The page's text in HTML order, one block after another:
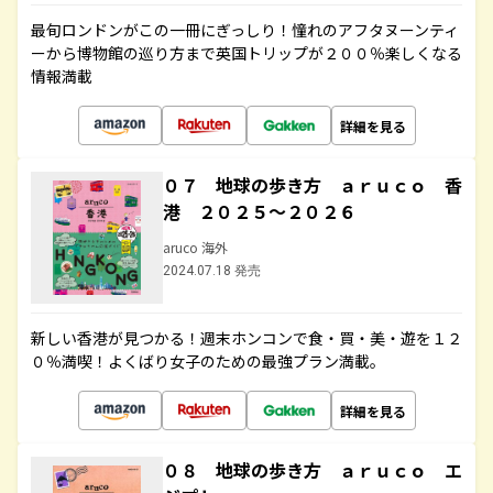
最旬ロンドンがこの一冊にぎっしり！憧れのアフタヌーンティ
ーから博物館の巡り方まで英国トリップが２００％楽しくなる
情報満載
詳細を見る
０７ 地球の歩き方 ａｒｕｃｏ 香
港 ２０２５～２０２６
aruco 海外
2024.07.18 発売
新しい香港が見つかる！週末ホンコンで食・買・美・遊を１２
０％満喫！よくばり女子のための最強プラン満載。
詳細を見る
０８ 地球の歩き方 ａｒｕｃｏ エ